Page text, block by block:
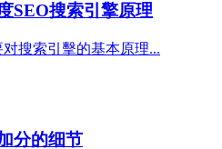
SEO搜索引擎原理
搜索引擊的基本原理...
分的细节